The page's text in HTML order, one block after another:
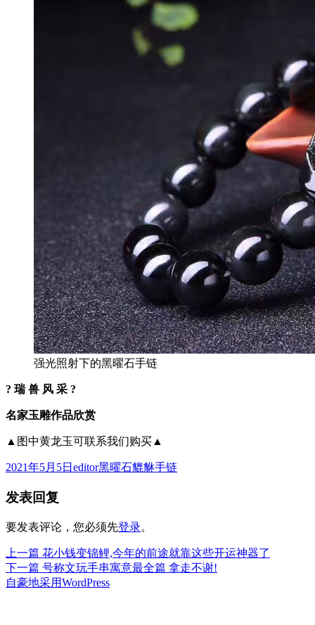
强光照射下的黑曜石手链
? 瑞 兽 风 采 ?
名家玉雕作品欣赏
▲图中黄龙玉可联系我们购买▲
发
于
2021年5月5日 作
editor分
黑曜石貔貅手链
发表回复
要发表评论，您必须先登录。
文
章
上一篇 上
篇
文
花小钱变锦鲤,今年的前途就靠这些开运神器了
下一篇 下
篇
号称文玩手串寓意最全篇 拿走不谢!
自豪地采用WordPress